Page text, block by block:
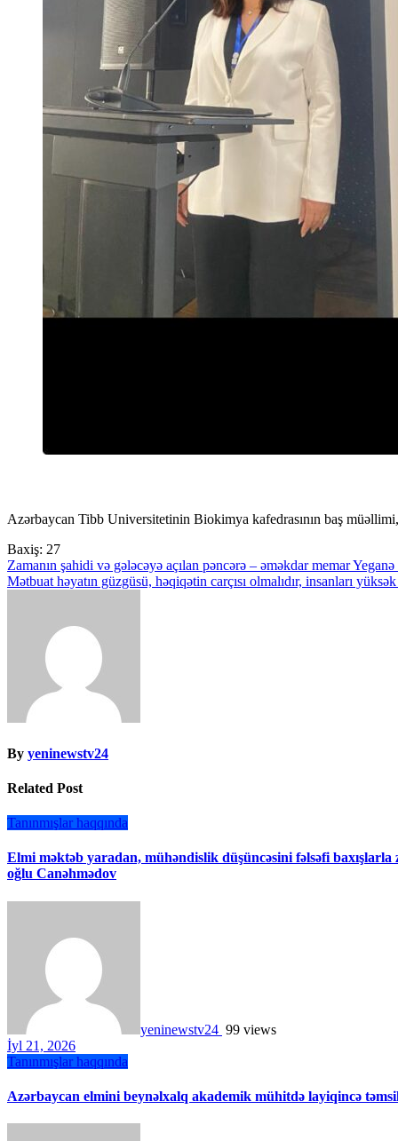
Azərbaycan Tibb Universitetinin Biokimya kafedrasının baş
Baxiş: 27
Yazı
naviqasiyası
Zamanın şahidi və gələcəyə açılan pəncərə – əməkdar memar Yeganə
Mətbuat həyatın güzgüsü, həqiqətin carçısı olmalıdır, insanları
By yeninewstv24
Related Post
Tanınmışlar haqqında
Elmi məktəb yaradan, mühəndislik düşüncəsini fəlsəfi
oğlu Canəhmədov
yeninewstv24 99 views
İyl 21, 2026
Tanınmışlar haqqında
Azərbaycan elmini beynəlxalq akademik mühitdə layiqincə